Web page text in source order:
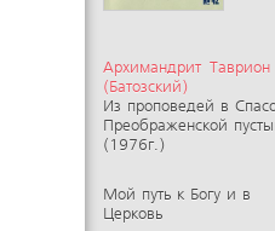
Архимандрит Таврион
(Батозский)
Из проповедей в
Преображенской
(1976г.)
Мой путь к Богу и в
Церковь